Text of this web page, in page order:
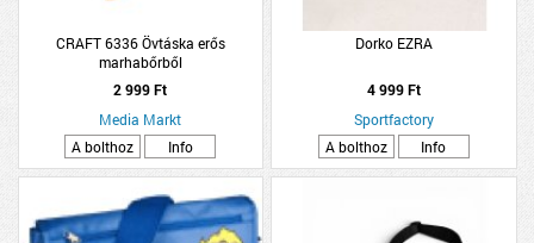
CRAFT 6336 Övtáska erős
marhabőrből
2 999 Ft
Media Markt
A bolthoz
Info
Dorko EZRA
4 999 Ft
Sportfactory
A bolthoz
Info